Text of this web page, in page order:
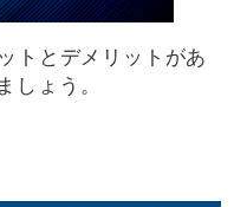
トとデメリットがあ
しょう。